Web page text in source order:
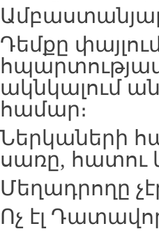
Դեմքը
ակնկալում
համար։
Ներկաների
սառը, հատու
Մեղադրողը
Ոչ էլ